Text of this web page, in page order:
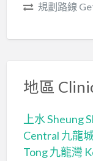
規劃路線
地區
上水 Sheung
Central 九龍
Tong九龍灣